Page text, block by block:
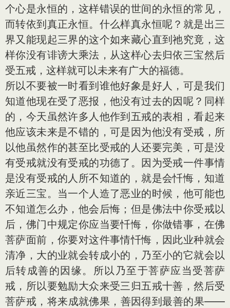
个心是永恒的，这样错误的世间的永恒的常见，
而转依到真正永恒。什么样真永恒呢？就是出三
界又能现起三界的这个如来藏心直到祂究竟，这
样你没有诽谤大乘法，从这样心去归依三宝然后
受五戒，这样就可以未来有广大的福德。
所以不要被一时看到谁他好象是好人，可是我们
知道他现在受了恶报，他没有过去的因呢？同样
的，今天虽然许多人他作到五戒的表相，看起来
他应该未来是不错的，可是因为他没有受戒，所
以他虽然作的甚至比受戒的人还要完美，可是没
有受戒就没有受戒的功德了。因为受戒一件事情
是没有受戒的人所不知道的，就是会忏悔，知道
亲近三宝。当一个人造了恶业的时候，他可能也
不知道怎么办，他会后悔；但是佛法中你受戒以
后，佛门中规定你应当要忏悔，你做错事，在佛
菩萨面前，你要对这件事情忏悔，因此业种就会
清净，大的业就会转成小的，乃至小的它就会以
后转成善的因缘。所以乃至于菩萨应当受菩萨
戒，所以要勉励大众来受三归五戒十善，然后受
菩萨戒，将来成就佛果，善因得到最善的果——